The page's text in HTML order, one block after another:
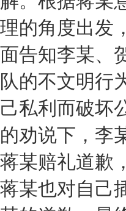
的角度出发
告知李某、
的不文明行
私利而破坏
劝说下，李
某赔礼道歉
某也对自己